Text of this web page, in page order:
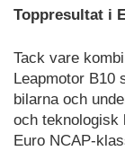
Toppresultat i
Tack vare
Leapmotor B10
bilarna och
och teknologisk
Euro NCAP-